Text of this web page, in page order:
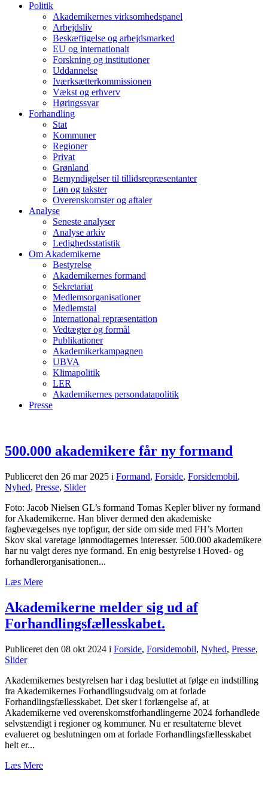
Politik
Akademikernes virksomhedspanel
Arbejdsliv
Beskæftigelse og arbejdsmarked
EU og internationalt
Forskning og institutioner
Uddannelse
Iværksætterkommissionen
Vækst og erhverv
Høringssvar
Forhandling
Stat
Kommuner
Regioner
Privat
Grønland
Bemyndigelser til tillidsrepræsentanter
Løn og takster
Overenskomster og aftaler
Analyse
Seneste analyser
Analyse arkiv
Ledighedsstatistik
Om Akademikerne
Bestyrelse
Akademikernes formand
Sekretariat
Medlemsorganisationer
Medlemstal
International repræsentation
Vedtægter og formål
Publikationer
Akademikerkampagnen
UBVA
Klimapolitik
LER
Akademikernes persondatapolitik
Presse
500.000 akademikere får ny formand
Publiceret den 26 mar 2025 i Formand, Forside, Forsidemobil,
Nyhed, Presse, Slider
Foto: Jacob Nielsen GL’s formand Tomas Kepler bliver ny formand
for Akademikerne. Han bliver dermed den akademiske
fagbevægelses nye topfigur, der side om side med FH’s Morten
Skov skal varetage lønmodtagernes interesser. 500.000 akademikere
har nu valgt deres nye formand. En enig bestyrelse i Hoved- og
forhandlerorganisationen...
Læs Mere
Akademikerne melder sig ud af
Forhandlingsfællesskabet.
Publiceret den 08 okt 2024 i Forside, Forsidemobil, Nyhed, Presse,
Slider
Akademikernes bestyrelsen har i dag besluttet at følge en indstilling
fra Akademikernes Forhandlingsudvalg om at forlade
Forhandlingsfællesskabet. Det sker i forlængelse af, at
Akademikerne ved overenskomstforhandlingerne 2024 forhandlede
selvstændigt i regioner og kommuner. Nu er resultaterne blevet
evalueret og beslutningen om at forlade Forhandlingsfællesskabet
helt er...
Læs Mere